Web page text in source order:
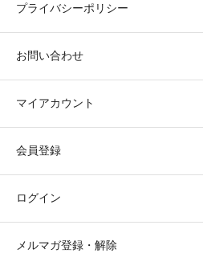
プライバシーポリシー
お問い合わせ
マイアカウント
会員登録
ログイン
メルマガ登録・解除